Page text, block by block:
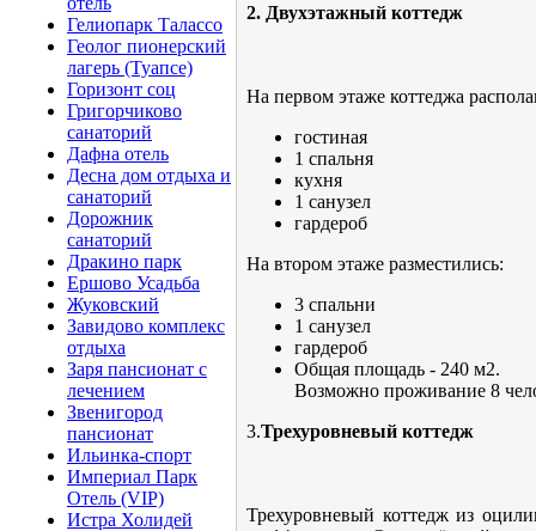
Гелиопарк Талассо
Геолог пионерский
лагерь (Туапсе)
Горизонт соц
Григорчиково
санаторий
Дафна отель
Десна дом отдыха и
санаторий
Дорожник
санаторий
Дракино парк
Ершово Усадьба
Жуковский
Завидово комплекс
отдыха
Заря пансионат с
лечением
Звенигород
пансионат
Ильинка-спорт
Империал Парк
Отель (VIP)
Истра Холидей
2. Двухэтажный коттедж
На первом этаже коттеджа
гостиная
1 спальня
кухня
1 санузел
гардероб
На втором этаже разместились:
3 спальни
1 санузел
гардероб
Общая площадь - 240 м2.
Возможно проживание 8
3.Трехуровневый коттедж
Трехуровневый коттедж из